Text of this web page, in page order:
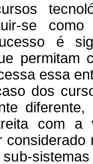
se
é
permitam
essa
dos
com
considerado